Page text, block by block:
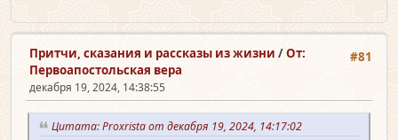
#81
Притчи, сказания и рассказы из жизни /От:
Первоапостольская вера
декабря 19, 2024, 14:38:55
Цитата: Proxrista от декабря 19, 2024, 14:17:02